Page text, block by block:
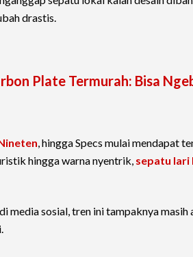
drastis.
Plate Termurah: Bisa
, hingga Specs mulai mendapat
hingga warna nyentrik, sepatu lari
media sosial, tren ini tampaknya masih